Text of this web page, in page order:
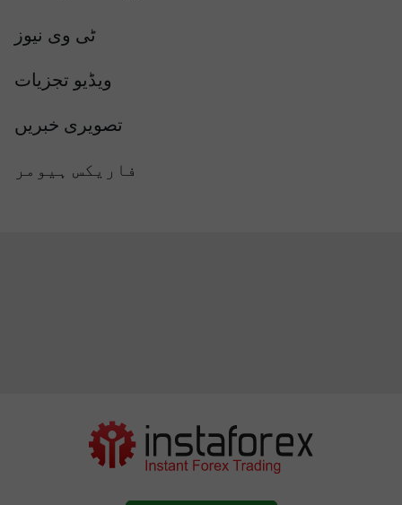
ٹی وی نیوز
ویڈیو تجزیات
تصویری خبریں
فاریکس ہیومر